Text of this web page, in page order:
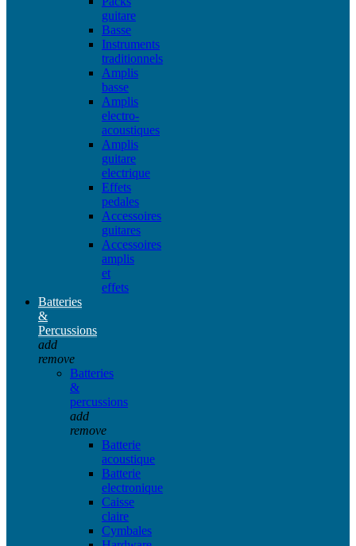
guitare
Basse
Instruments
traditionnels
Amplis
basse
Amplis
electro-
acoustiques
Amplis
guitare
electrique
Effets
pedales
Accessoires
guitares
Accessoires
amplis
et
effets
Batteries
&
Percussions
add
remove
Batteries
&
percussions
add
remove
Batterie
acoustique
Batterie
electronique
Caisse
claire
Cymbales